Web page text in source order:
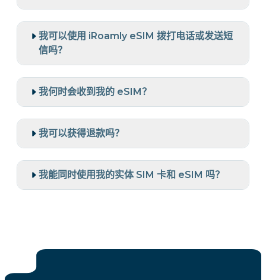
我可以使用 iRoamly eSIM 拨打电话或发送短
信吗？
我何时会收到我的 eSIM？
我可以获得退款吗？
我能同时使用我的实体 SIM 卡和 eSIM 吗？